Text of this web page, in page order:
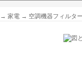
→ 家電 → 空調機器フィルタ